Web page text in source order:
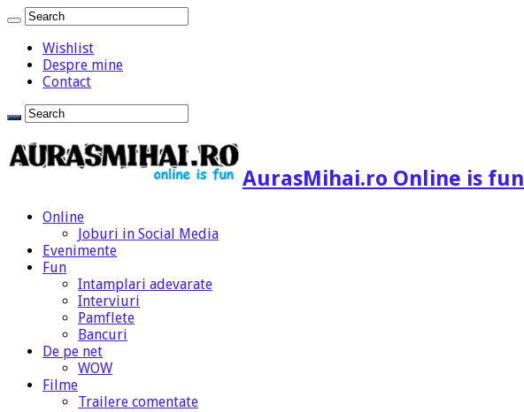
Wishlist
Despre mine
Contact
AurasMihai.ro Online is fun
Online
Joburi in Social Media
Evenimente
Fun
Intamplari adevarate
Interviuri
Pamflete
Bancuri
De pe net
WOW
Filme
Trailere comentate